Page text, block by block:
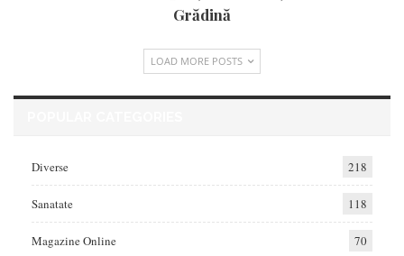
Grădină
LOAD MORE POSTS
Diverse 218
Sanatate 118
Magazine Online 70